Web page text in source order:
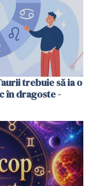
trebuie să ia o
în dragoste -